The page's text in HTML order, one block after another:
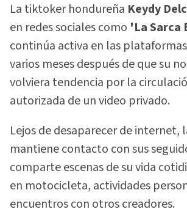
La tiktoker hondureña Keydy
en redes sociales como 'La Sarca
continúa activa en las
varios meses después de que su
volviera tendencia por la
autorizada de un video privado.
Lejos de desaparecer de internet,
mantiene contacto con sus
comparte escenas de su vida
en motocicleta, actividades
encuentros con otros creadores.